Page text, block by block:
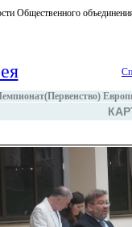
Общественного